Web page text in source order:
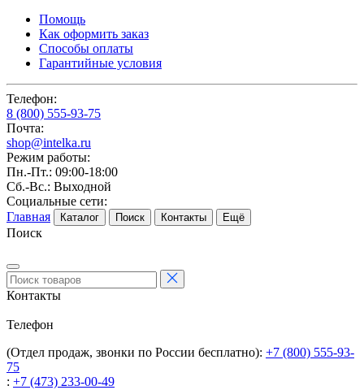
Помощь
Как оформить заказ
Способы оплаты
Гарантийные условия
Телефон:
8 (800) 555-93-75
Почта:
shop@intelka.ru
Режим работы:
Пн.-Пт.: 09:00-18:00
Сб.-Вс.: Выходной
Социальные сети:
Главная
Каталог Поиск Контакты Ещё
Поиск
Контакты
Телефон
(Отдел продаж, звонки по России бесплатно): +7 (800) 555-93-
75
: +7 (473) 233-00-49